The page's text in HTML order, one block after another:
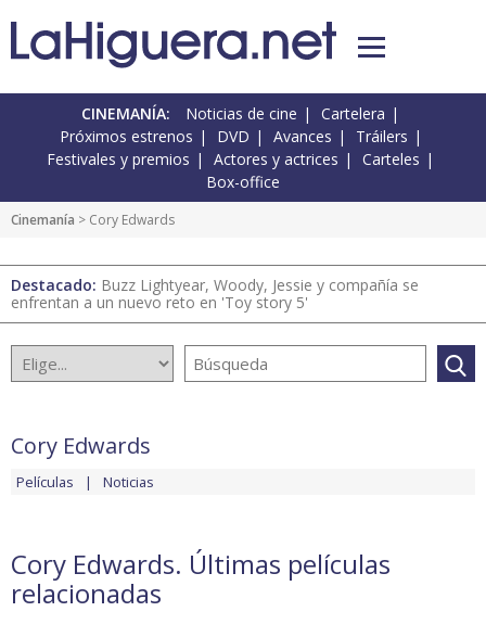
CINEMANÍA: Noticias de cine
Cartelera
Próximos estrenos
DVD Avances
Tráilers
Festivales y premios
Actores y actrices
Carteles
Box-office
Cinemanía > Cory Edwards
Destacado: Buzz Lightyear, Woody, Jessie y compañía se
enfrentan a un nuevo reto en 'Toy story 5'
Cory Edwards
Películas Noticias
Cory Edwards. Últimas películas
relacionadas